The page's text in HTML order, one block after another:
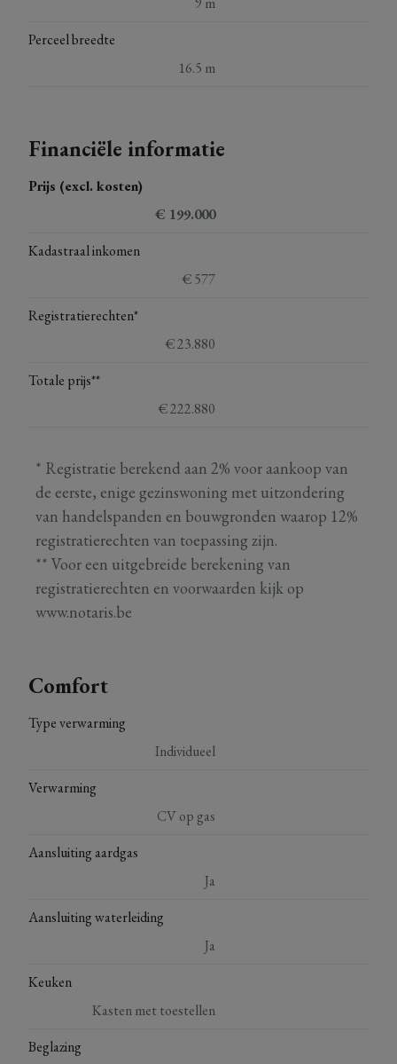
Perceel breedte
16.5 m
Financiële informatie
Prijs (excl. kosten)
€ 199.000
Kadastraal inkomen
€ 577
Registratierechten*
€ 23.880
Totale prijs**
€ 222.880
* Registratie berekend aan 2% voor aankoop van
de eerste, enige gezinswoning met uitzondering
van handelspanden en bouwgronden waarop 12%
registratierechten van toepassing zijn.
** Voor een uitgebreide berekening van
registratierechten en voorwaarden kijk op
www.notaris.be
Comfort
Type verwarming
Individueel
Verwarming
CV op gas
Aansluiting aardgas
Ja
Aansluiting waterleiding
Ja
Keuken
Kasten met toestellen
Beglazing